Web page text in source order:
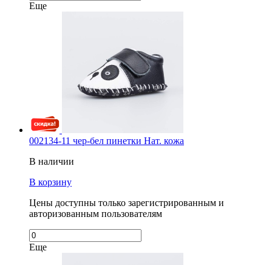
Еще
002134-11 чер-бел пинетки Нат. кожа
В наличии
В корзину
Цены доступны только зарегистрированным и
авторизованным пользователям
Еще